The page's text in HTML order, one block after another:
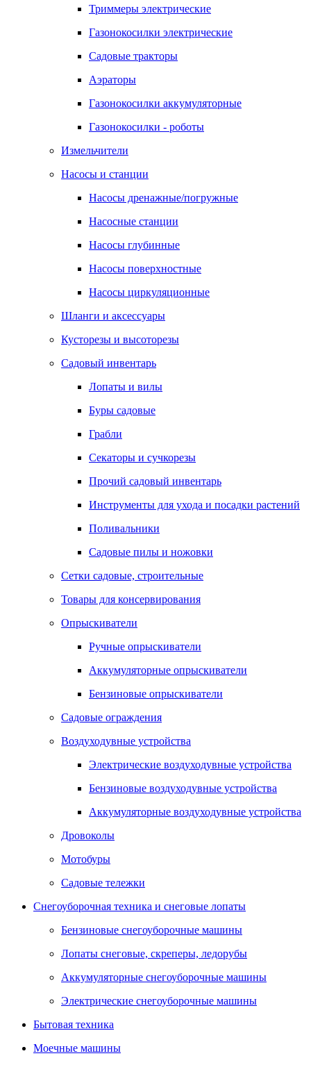
Триммеры электрические
Газонокосилки электрические
Садовые тракторы
Аэраторы
Газонокосилки аккумуляторные
Газонокосилки - роботы
Измельчители
Насосы и станции
Насосы дренажные/погружные
Насосные станции
Насосы глубинные
Насосы поверхностные
Насосы циркуляционные
Шланги и аксессуары
Кусторезы и высоторезы
Садовый инвентарь
Лопаты и вилы
Буры садовые
Грабли
Секаторы и сучкорезы
Прочий садовый инвентарь
Инструменты для ухода и посадки растений
Поливальники
Садовые пилы и ножовки
Сетки садовые, строительные
Товары для консервирования
Опрыскиватели
Ручные опрыскиватели
Аккумуляторные опрыскиватели
Бензиновые опрыскиватели
Садовые ограждения
Воздуходувные устройства
Электрические воздуходувные устройства
Бензиновые воздуходувные устройства
Аккумуляторные воздуходувные устройства
Дровоколы
Мотобуры
Садовые тележки
Снегоуборочная техника и снеговые лопаты
Бензиновые снегоуборочные машины
Лопаты снеговые, скреперы, ледорубы
Аккумуляторные снегоуборочные машины
Электрические снегоуборочные машины
Бытовая техника
Моечные машины